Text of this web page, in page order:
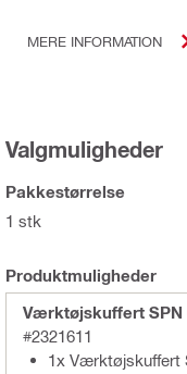
MERE INFORMATION
Valgmuligheder
Pakkestørrelse
1 stk
Produktmuligheder
Værktøjskuffert SPN
#2321611
1x Værktøjskuffert